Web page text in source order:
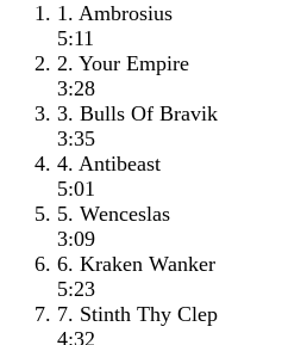
1. Ambrosius
5:11
2. Your Empire
3:28
3. Bulls Of Bravik
3:35
4. Antibeast
5:01
5. Wenceslas
3:09
6. Kraken Wanker
5:23
7. Stinth Thy Clep
4:32